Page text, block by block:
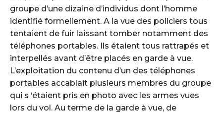
groupe d’une dizaine d’individus dont l’homme
identifié formellement. A la vue des policiers tous
tentaient de fuir laissant tomber notamment des
téléphones portables. Ils étaient tous rattrapés et
interpellés avant d’être placés en garde à vue.
L’exploitation du contenu d’un des téléphones
portables accablait plusieurs membres du groupe
qui s ‘étaient pris en photo avec les armes vues
lors du vol. Au terme de la garde à vue, de